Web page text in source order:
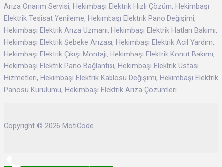
Arıza Onarım Servisi, Hekimbaşı Elektrik Hızlı Çözüm, Hekimbaşı
Elektrik Tesisat Yenileme, Hekimbaşı Elektrik Pano Değişimi,
Hekimbaşı Elektrik Arıza Uzmanı, Hekimbaşı Elektrik Hatları Bakımı,
Hekimbaşı Elektrik Şebeke Arızası, Hekimbaşı Elektrik Acil Yardım,
Hekimbaşı Elektrik Çıkışı Montajı, Hekimbaşı Elektrik Konut Bakımı,
Hekimbaşı Elektrik Pano Bağlantısı, Hekimbaşı Elektrik Ustası
Hizmetleri, Hekimbaşı Elektrik Kablosu Değişimi, Hekimbaşı Elektrik
Panosu Kurulumu, Hekimbaşı Elektrik Arıza Çözümleri
Copyright © 2026 MotiCode